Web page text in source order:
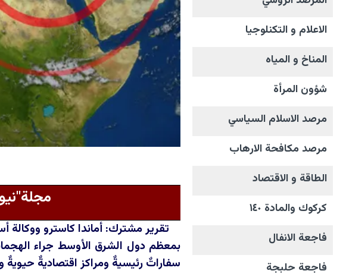
الاعلام و التکنلوجیا
المناخ و المیاه
شؤون المرأة
مرصد الاسلام السياسي
مرصد مكافحة الارهاب
الطاقة و الاقتصاد
كركوك والمادة ١٤٠
فاجعة الانفال
فاجعة حلبجة
تقرير مشترك: أماندا كاسترو
بمعظم دول الشرق الأوسط جراء
سفاراتٌ رئيسيةٌ ومراكز اقتصاديةٌ حيويةٌ